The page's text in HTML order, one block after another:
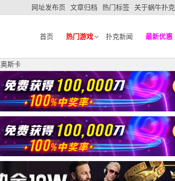
网址发布页 文章归档 热门标签 关于蜗牛扑克
首页 热门游戏 扑克新闻 最新优惠
斯卡